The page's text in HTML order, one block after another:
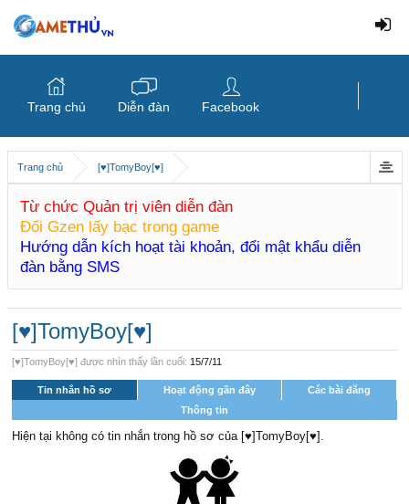
Trang chủ [♥]TomyBoy[♥]
Từ chức Quản trị viên diễn đàn
Đổi Gzen lấy bạc trong game
Hướng dẫn kích hoạt tài khoản, đổi mật khẩu diễn
đàn bằng SMS
[♥]TomyBoy[♥]
[♥]TomyBoy[♥] được nhìn thấy lần cuối: 15/7/11
Tin nhắn hồ sơ Hoạt động gần đây
Các bài đăng
Thông tin
Hiện tại không có tin nhắn trong hồ sơ của [♥]TomyBoy[♥].
Trang chủ Diễn đàn Facebook